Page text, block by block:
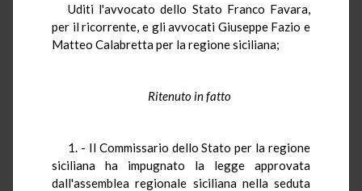
Uditi l'avvocato dello Stato Franco Favara,
per il ricorrente, e gli avvocati Giuseppe Fazio e
Matteo Calabretta per la regione siciliana;
Ritenuto in fatto
1. - Il Commissario dello Stato per la regione
siciliana ha impugnato la legge approvata
dall'assemblea regionale siciliana nella seduta